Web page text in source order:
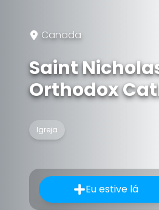
Canada
Saint
Orthodox
Igreja
Eu estive lá